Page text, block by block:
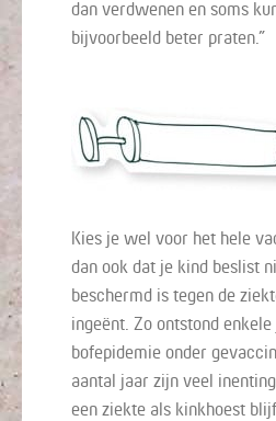
dan verdwenen en soms
bijvoorbeeld beter praten.”
Kies je wel voor het hele
dan ook dat je kind beslist
beschermd is tegen de
ingeënt. Zo ontstond
bofepidemie onder
aantal jaar zijn veel
een ziekte als kinkhoest